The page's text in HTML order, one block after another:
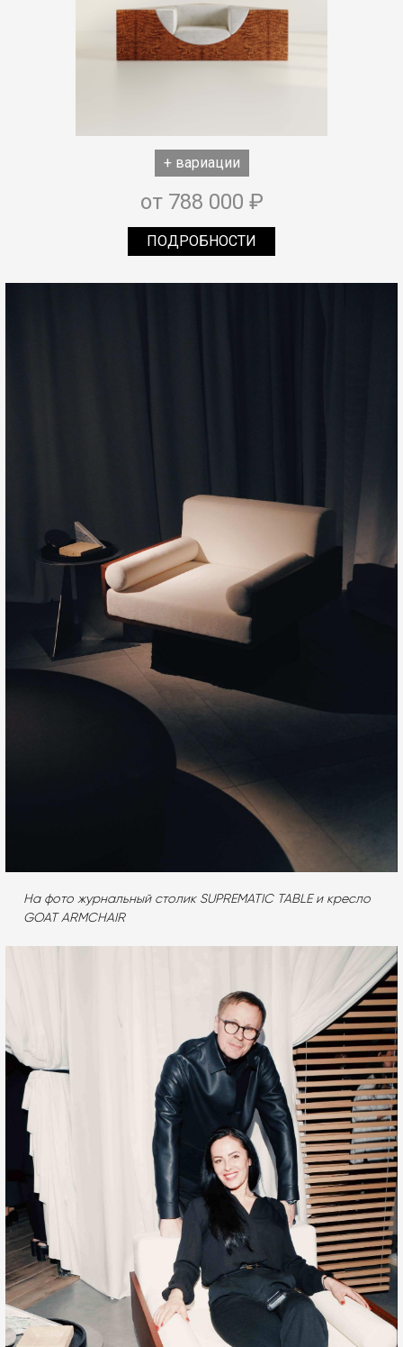
+ вариации
от 788 000 ₽
ПОДРОБНОСТИ
На фото журнальный столик SUPREMATIC TABLE и кресло
GOAT ARMCHAIR